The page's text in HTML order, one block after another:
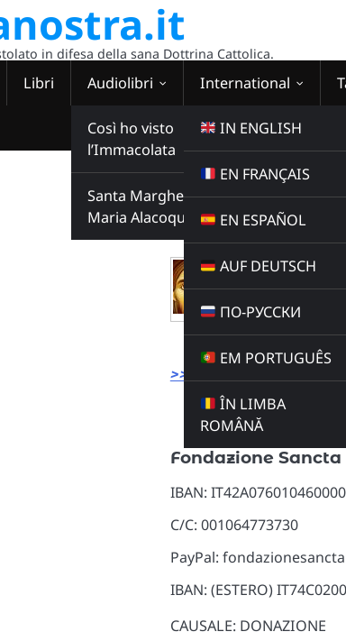
in difesa della sana Dottrina Cattolica.
Libri Audiolibri
Così ho visto
l’Immacolata
Santa Margherita
Maria Alacoque
International
IN ENGLISH
EN FRANÇAIS
EN ESPAÑOL
AUF DEUTSCH
ПО-РУССКИ
EM PORTUGUÊS
ÎN LIMBA
ROMÂNĂ
WEBRADIO
00:00:00
AVE REGINA
Radio Domina
MUSICA
Buy this album
>>> LINK DIRETTO
Donazioni
Fondazione
IBAN:
C/C: 001064773730
PayPal:
IBAN: (ESTERO)
CAUSALE: DONAZIONE